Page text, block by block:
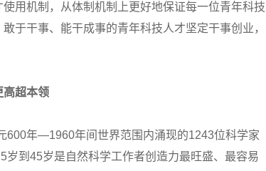
用机制，从体制机制上更好地保证每一位青年科技
于干事、能干成事的青年科技人才坚定干事创业，
超本领
年—1960年间世界范围内涌现的1243位科学家
岁到45岁是自然科学工作者创造力最旺盛、最容易